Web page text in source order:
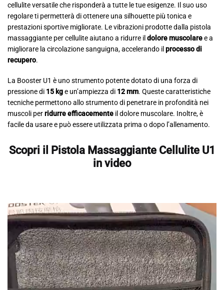
cellulite versatile che risponderà a tutte le tue esigenze. Il suo uso
regolare ti permetterà di ottenere una silhouette più tonica e
prestazioni sportive migliorate. Le vibrazioni prodotte dalla pistola
massaggiante per cellulite aiutano a ridurre ildolore muscolaree a
migliorare la circolazione sanguigna, accelerando ilprocesso di
recupero.
La Booster U1 è uno strumento potente dotato di una forza di
pressione di 15 kge un’ampiezza di 12 mm. Queste caratteristiche
tecniche permettono allo strumento di penetrare in profondità nei
muscoli perridurre efficacemente il dolore muscolare. Inoltre, è
facile da usare e può essere utilizzata prima o dopo l’allenamento.
Scopri il Pistola Massaggiante Cellulite U1
in video